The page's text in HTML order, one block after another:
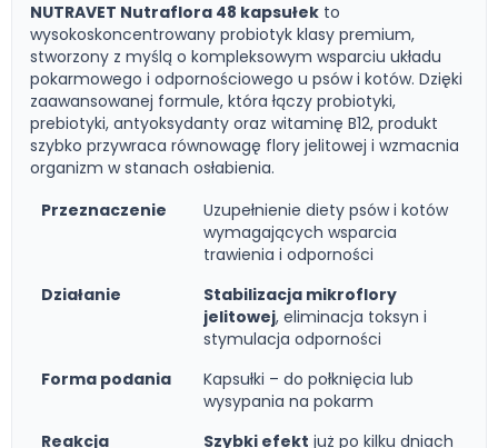
NUTRAVET Nutraflora 48 kapsułek to
wysokoskoncentrowany probiotyk klasy premium,
stworzony z myślą o kompleksowym wsparciu układu
pokarmowego i odpornościowego u psów i kotów. Dzięki
zaawansowanej formule, która łączy probiotyki,
prebiotyki, antyoksydanty oraz witaminę B12, produkt
szybko przywraca równowagę flory jelitowej i wzmacnia
organizm w stanach osłabienia.
Przeznaczenie
Uzupełnienie diety psów i kotów
wymagających wsparcia
trawienia i odporności
Działanie
Stabilizacja mikroflory
jelitowej, eliminacja toksyn i
stymulacja odporności
Forma podania
Kapsułki – do połknięcia lub
wysypania na pokarm
Reakcja
Szybki efekt już po kilku dniach